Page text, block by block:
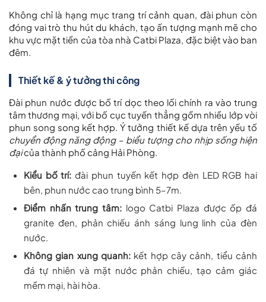
Không chỉ là hạng mục trang trí cảnh quan, đài phun còn
đóng vai trò thu hút du khách, tạo ấn tượng mạnh mẽ cho
khu vực mặt tiền của tòa nhà Catbi Plaza, đặc biệt vào ban
đêm.
Thiết kế & ý tưởng thi công
Đài phun nước được bố trí dọc theo lối chính ra vào trung
tâm thương mại, với bố cục tuyến thẳng gồm nhiều lớp vòi
phun song song kết hợp. Ý tưởng thiết kế dựa trên yếu tố
chuyển động năng động – biểu tượng cho nhịp sống hiện
đạicủa thành phố cảng Hải Phòng.
Kiểu bố trí: đài phun tuyến kết hợp đèn LED RGB hai
bên, phun nước cao trung bình 5–7m.
Điểm nhấn trung tâm: logo Catbi Plaza được ốp đá
granite đen, phản chiếu ánh sáng lung linh của đèn
nước.
Không gian xung quanh: kết hợp cây cảnh, tiểu cảnh
đá tự nhiên và mặt nước phản chiếu, tạo cảm giác
mềm mại, hài hòa.